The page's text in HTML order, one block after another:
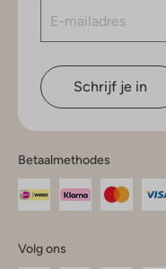
Schrijf je in
Betaalmethodes
Volg ons